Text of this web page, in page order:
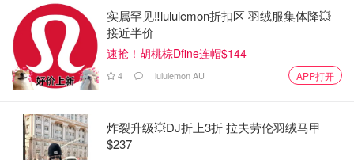
实属罕见‼️lululemon折扣区 羽绒服集体降💥
接近半价
速抢！胡桃棕Dfine连帽$144
4 lululemon AU APP打开
炸裂升级💥DJ折上3折 拉夫劳伦羽绒马甲
$237